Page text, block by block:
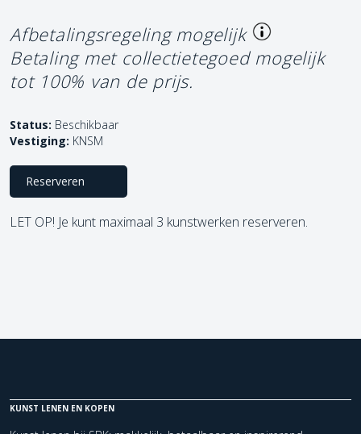
Afbetalingsregeling mogelijk
Betaling met collectietegoed mogelijk
tot 100% van de prijs.
Status: Beschikbaar
Vestiging: KNSM
Reserveren
LET OP! Je kunt maximaal 3 kunstwerken reserveren.
KUNST LENEN EN KOPEN